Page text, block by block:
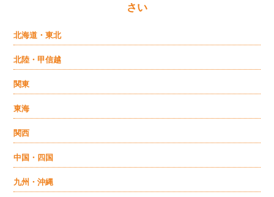
さい
北海道・東北
北陸・甲信越
関東
東海
関西
中国・四国
九州・沖縄